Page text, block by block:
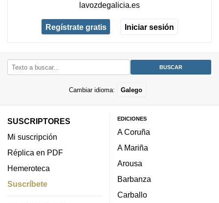
lavozdegalicia.es
Regístrate gratis Iniciar sesión
Cambiar idioma: Galego
SUSCRIPTORES
Mi suscripción
Réplica en PDF
Hemeroteca
Suscríbete
EDICIONES
A Coruña
A Mariña
Arousa
Barbanza
Carballo